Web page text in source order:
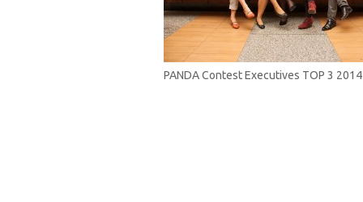
PANDA Contest Executives TOP 3 2014